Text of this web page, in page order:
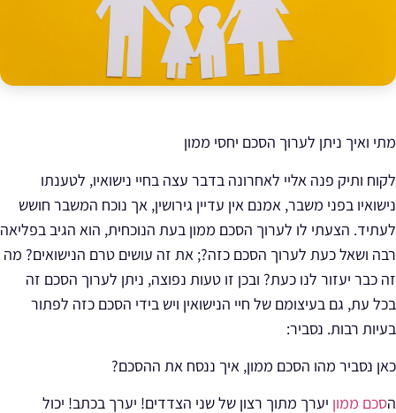
מתי ואיך ניתן לערוך הסכם יחסי ממון
לקוח ותיק פנה אליי לאחרונה בדבר עצה בחיי נישואיו, לטענתו
נישואיו בפני משבר, אמנם אין עדיין גירושין, אך נוכח המשבר חושש
לעתיד. הצעתי לו לערוך הסכם ממון בעת הנוכחית, הוא הגיב בפליאה
רבה ושאל כעת לערוך הסכם כזה?; את זה עושים טרם הנישואים? מה
זה כבר יעזור לנו כעת? ובכן זו טעות נפוצה, ניתן לערוך הסכם זה
בכל עת, גם בעיצומם של חיי הנישואין ויש בידי הסכם כזה לפתור
בעיות רבות. נסביר:
כאן נסביר מהו הסכם ממון, איך ננסח את ההסכם?
הסכם ממון יערך מתוך רצון של שני הצדדים! יערך בכתב! יכול